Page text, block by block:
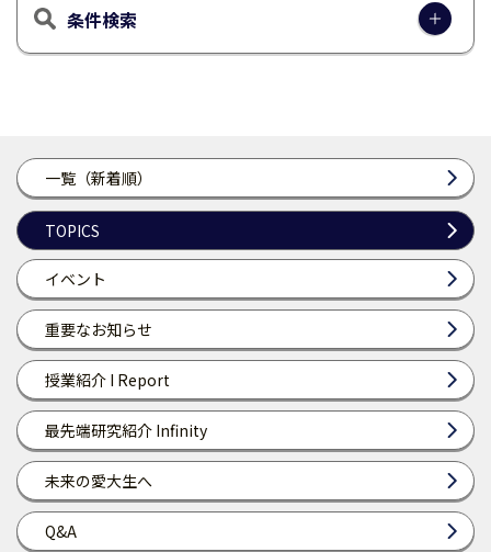
一覧（新着順）
TOPICS
イベント
重要なお知らせ
授業紹介 I Report
最先端研究紹介 Infinity
未来の愛大生へ
Q&A
条件検索